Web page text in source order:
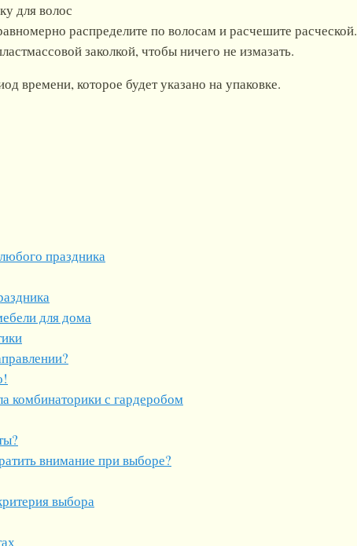
для волос
распределите по волосам и расчешите расческой.
заколкой, чтобы ничего не измазать.
времени, которое будет указано на упаковке.
праздника
для дома
комбинаторики с гардеробом
внимание при выборе?
выбора